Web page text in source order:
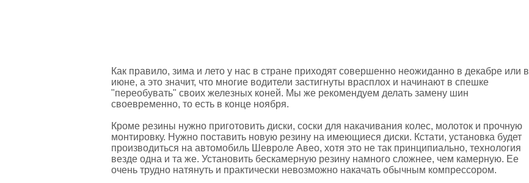
Как правило, зима и лето у нас в стране приходят совершенно неожиданно в декабре или в
июне, а это значит, что многие водители застигнуты врасплох и начинают в спешке
"переобувать" своих железных коней. Мы же рекомендуем делать замену шин
своевременно, то есть в конце ноября.
Кроме резины нужно приготовить диски, соски для накачивания колес, молоток и прочную
монтировку. Нужно поставить новую резину на имеющиеся диски. Кстати, установка будет
производиться на автомобиль Шевроле Авео, хотя это не так принципиально, технология
везде одна и та же. Установить бескамерную резину намного сложнее, чем камерную. Ее
очень трудно натянуть и практически невозможно накачать обычным компрессором.